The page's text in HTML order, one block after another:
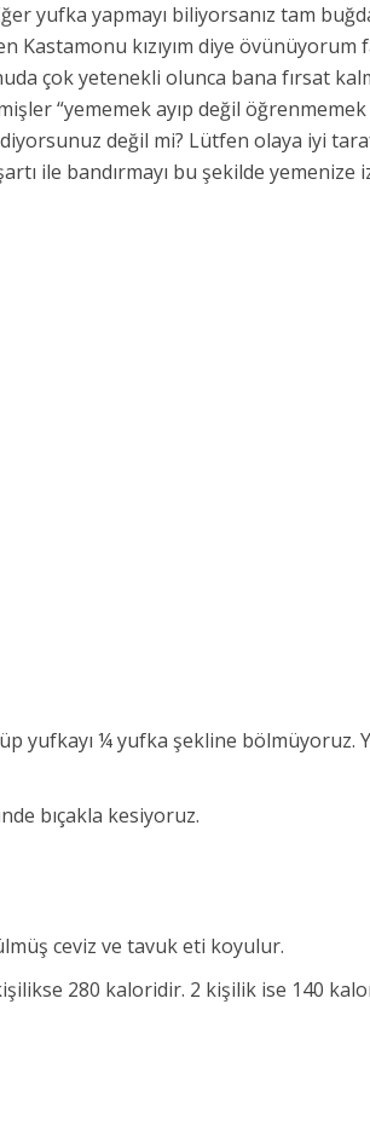
yufka yapmayı biliyorsanız tam
Kastamonu kızıyım diye
çok yetenekli olunca bana fırsat
“yememek ayıp değil öğrenmemek
değil mi? Lütfen olaya iyi
ile bandırmayı bu şekilde yemenize
yufkayı ¼ yufka şekline bölmüyoruz.
bıçakla kesiyoruz.
ceviz ve tavuk eti koyulur.
280 kaloridir. 2 kişilik ise 140